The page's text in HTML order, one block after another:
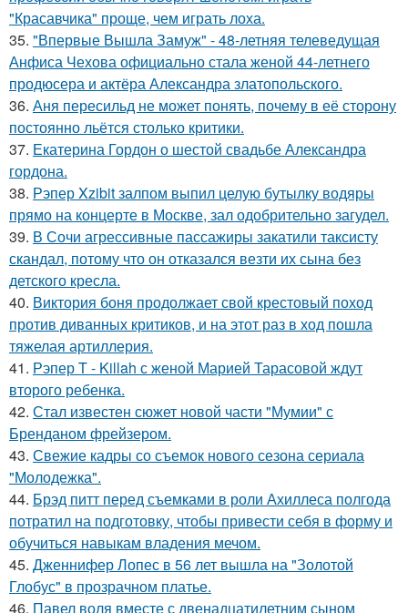
"Красавчика" проще, чем играть лоха.
35. "Впервые Вышла Замуж" - 48-летняя телеведущая
Анфиса Чехова официально стала женой 44-летнего
продюсера и актёра Александра златопольского.
36. Аня пересильд не может понять, почему в её сторону
постоянно льётся столько критики.
37. Екатерина Гордон о шестой свадьбе Александра
гордона.
38. Рэпер Xzibit залпом выпил целую бутылку водяры
прямо на концерте в Москве, зал одобрительно загудел.
39. В Сочи агрессивные пассажиры закатили таксисту
скандал, потому что он отказался везти их сына без
детского кресла.
40. Виктория боня продолжает свой крестовый поход
против диванных критиков, и на этот раз в ход пошла
тяжелая артиллерия.
41. Рэпер T - Killah с женой Марией Тарасовой ждут
второго ребенка.
42. Стал известен сюжет новой части "Мумии" с
Бренданом фрейзером.
43. Свежие кадры со съемок нового сезона сериала
"Молодежка".
44. Брэд питт перед съемками в роли Ахиллеса полгода
потратил на подготовку, чтобы привести себя в форму и
обучиться навыкам владения мечом.
45. Дженнифер Лопес в 56 лет вышла на "Золотой
Глобус" в прозрачном платье.
46. Павел воля вместе с двенадцатилетним сыном